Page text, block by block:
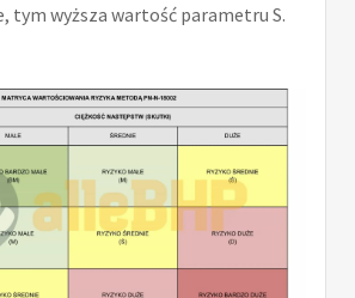
tym wyższa wartość parametru S.